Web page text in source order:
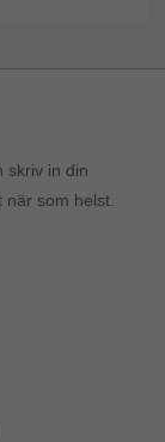
skriv in din
som helst.